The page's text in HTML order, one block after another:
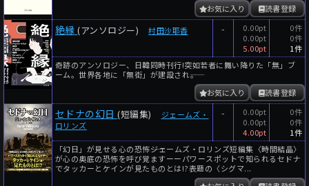
読書登録
お気に入り
絶縁 (アンソロジー) 村田沙耶香 -
0.00pt
0.00pt
5.00pt
0件
0件
1件
奇跡のアンソロジー、日韓同時刊行!突如若者に舞い降りた「無」ブ
ーム。世界各地に「無街」が建設され――。
読書登録
お気に入り
セドナの幻日 (短編集)
ジェームズ・
ロリンズ
-
0.00pt
0.00pt
4.00pt
0件
0件
1件
「幻日」が見せる心の恐怖――ジェームズ・ロリンズ短編集〈時間結晶〉
が心の奥底の恐怖を呼び覚ますーーパワースポットで知られるセドナ
でタッカーとケインが見たものとは!?表題の〈シグマ...